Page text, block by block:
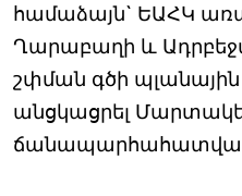
համաձայն` ԵԱՀԿ
Ղարաբաղի և
շփման գծի
անցկացրել